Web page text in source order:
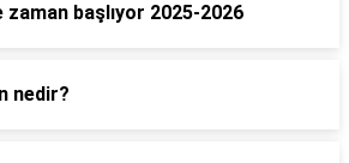
başlıyor 2025-2026
nedir?